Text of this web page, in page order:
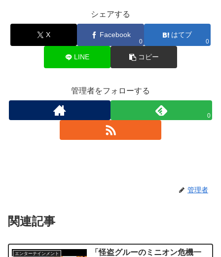
シェアする
X Facebook
0
はてブ
0
LINE コピー
管理者をフォローする
0
管理者
関連記事
エンターテインメント
「怪盗グルーのミニオン危機一